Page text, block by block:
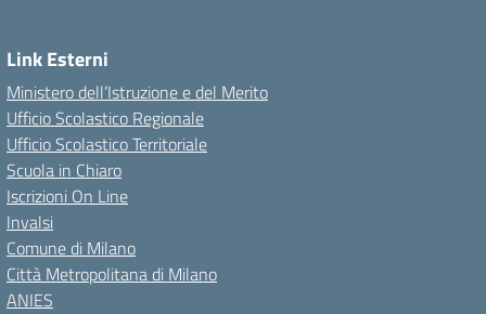
Link Esterni
Ministero dell’Istruzione e del Merito
Ufficio Scolastico Regionale
Ufficio Scolastico Territoriale
Scuola in Chiaro
Iscrizioni On Line
Invalsi
Comune di Milano
Città Metropolitana di Milano
ANIES